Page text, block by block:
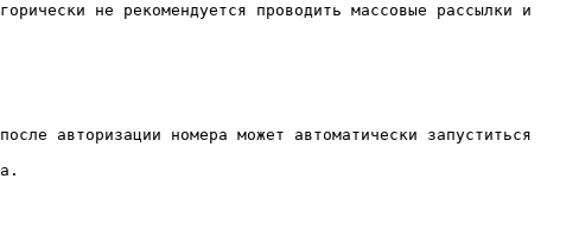
не рекомендуется проводить массовые рассылки и